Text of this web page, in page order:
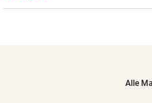
Alle